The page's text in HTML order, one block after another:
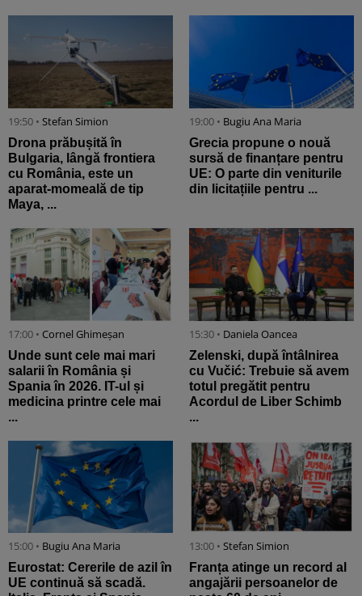
19:50 • Stefan Simion
Drona prăbușită în
Bulgaria, lângă frontiera
cu România, este un
aparat-momeală de tip
Maya, ...
19:00 • Bugiu ⁠Ana Maria
Grecia propune o nouă
sursă de finanțare pentru
UE: O parte din veniturile
din licitațiile pentru ...
17:00 • Cornel Ghimeșan
Unde sunt cele mai mari
salarii în România și
Spania în 2026. IT-ul și
medicina printre cele mai
...
15:30 • Daniela Oancea
Zelenski, după întâlnirea
cu Vučić: Trebuie să avem
totul pregătit pentru
Acordul de Liber Schimb
...
15:00 • Bugiu ⁠Ana Maria
Eurostat: Cererile de azil în
UE continuă să scadă.
13:00 • Stefan Simion
Franța atinge un record al
angajării persoanelor de